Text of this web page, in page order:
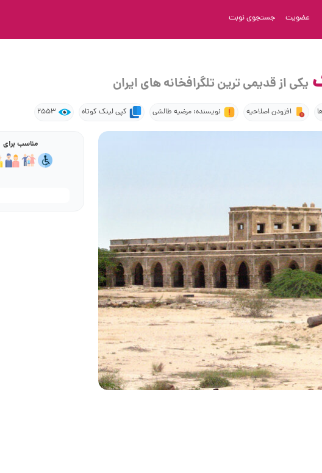
عضویت جستجوی نوبت
یکی از قدیمی ترین تلگرافخانه‌ های ایران
افزودن اصلاحیه نویسنده: مرضیه طالشی کپی لینک کوتاه 2553
مناسب برای